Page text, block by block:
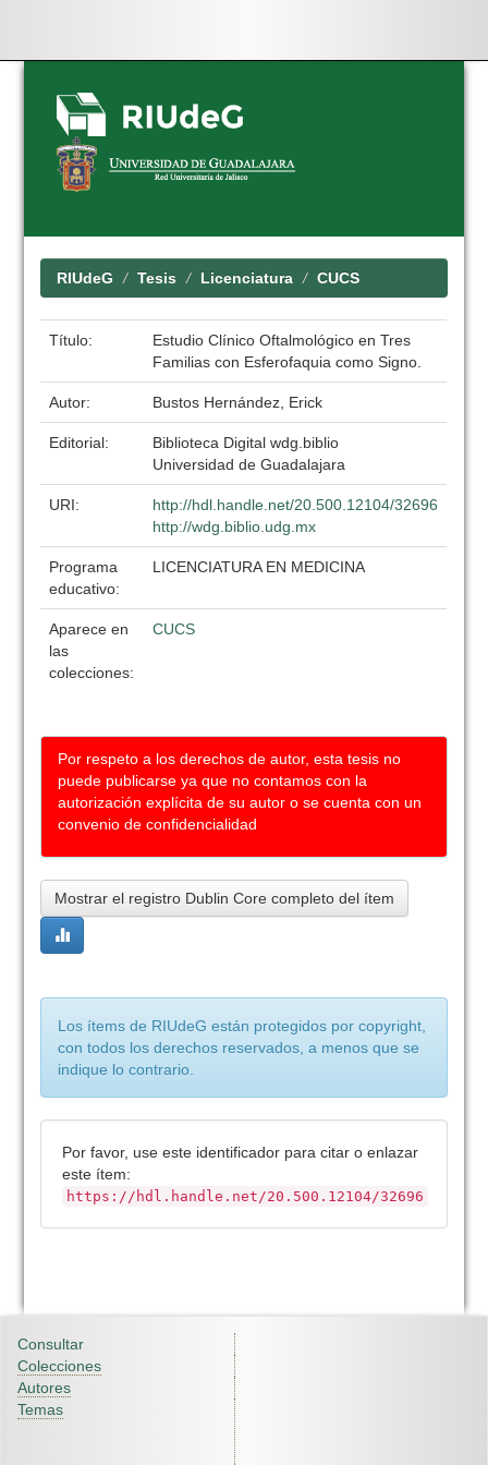
Skip
navigation
RIUdeG Tesis Licenciatura CUCS
Título:
Estudio Clínico Oftalmológico en Tres
Familias con Esferofaquia como Signo.
Autor: Bustos Hernández, Erick
Editorial:
Biblioteca Digital wdg.biblio
Universidad de Guadalajara
URI:
http://hdl.handle.net/20.500.12104/32696
http://wdg.biblio.udg.mx
Programa
educativo:
LICENCIATURA EN MEDICINA
Aparece en
las
colecciones:
CUCS
Por respeto a los derechos de autor, esta tesis no
puede publicarse ya que no contamos con la
autorización explícita de su autor o se cuenta con un
convenio de confidencialidad
Mostrar el registro Dublin Core completo del ítem
Los ítems de RIUdeG están protegidos por copyright,
con todos los derechos reservados, a menos que se
indique lo contrario.
Por favor, use este identificador para citar o enlazar
este ítem:
https://hdl.handle.net/20.500.12104/32696
Consultar
Colecciones
Autores
Temas